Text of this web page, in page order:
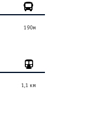
190м
1,1 км